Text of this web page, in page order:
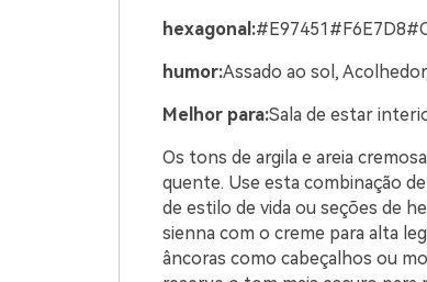
hexagonal:
humor:Assado ao sol,
Melhor para:Sala de estar
Os tons de argila e areia
quente. Use esta combinação
de estilo de vida ou seções de
sienna com o creme para alta
âncoras como cabeçalhos ou